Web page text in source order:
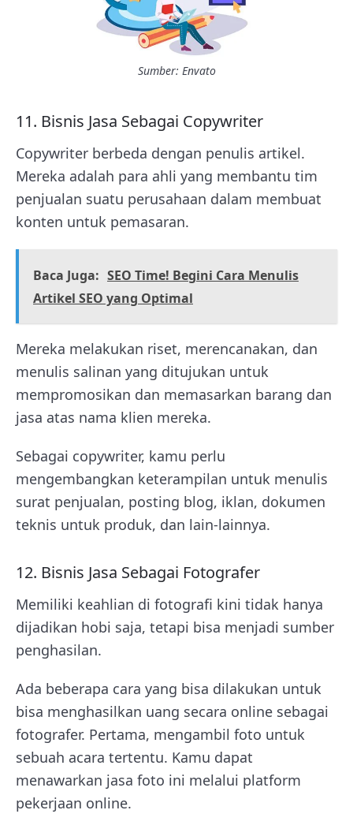
Sumber: Envato
11. Bisnis Jasa Sebagai Copywriter
Copywriter berbeda dengan penulis artikel.
Mereka adalah para ahli yang membantu tim
penjualan suatu perusahaan dalam membuat
konten untuk pemasaran.
Baca Juga: SEO Time! Begini Cara Menulis
Artikel SEO yang Optimal
Mereka melakukan riset, merencanakan, dan
menulis salinan yang ditujukan untuk
mempromosikan dan memasarkan barang dan
jasa atas nama klien mereka.
Sebagai copywriter, kamu perlu
mengembangkan keterampilan untuk menulis
surat penjualan, posting blog, iklan, dokumen
teknis untuk produk, dan lain-lainnya.
12. Bisnis Jasa Sebagai Fotografer
Memiliki keahlian di fotografi kini tidak hanya
dijadikan hobi saja, tetapi bisa menjadi sumber
penghasilan.
Ada beberapa cara yang bisa dilakukan untuk
bisa menghasilkan uang secara online sebagai
fotografer. Pertama, mengambil foto untuk
sebuah acara tertentu. Kamu dapat
menawarkan jasa foto ini melalui platform
pekerjaan online.